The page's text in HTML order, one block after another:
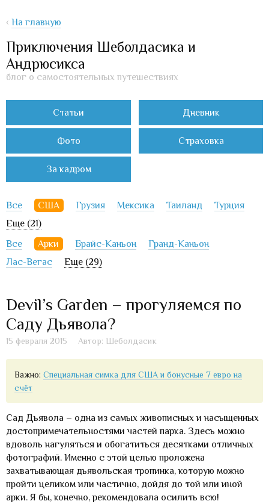
‹ На главную
Приключения Шеболдасика и
Андрюсикса
блог о самостоятельных путешествиях
Статьи Дневник
Фото Страховка
За кадром
Все США Грузия Мексика Таиланд
Турция
Еще (21)
Все
Арки Брайс-Каньон
Гранд-Каньон
Лас-Вегас
Еще (29)
Devil’s Garden – прогуляемся по
Саду Дьявола?
15 февраля 2015 Автор: Шеболдасик
Важно:Специальная симка для США и бонусные 7 евро на
счёт
Сад Дьявола – одна из самых живописных и насыщенных
достопримечательностями частей парка. Здесь можно
вдоволь нагуляться и обогатиться десятками отличных
фотографий. Именно с этой целью проложена
захватывающая дьявольская тропинка, которую можно
пройти целиком или частично, дойдя до той или иной
арки. Я бы, конечно, рекомендовала осилить всю!